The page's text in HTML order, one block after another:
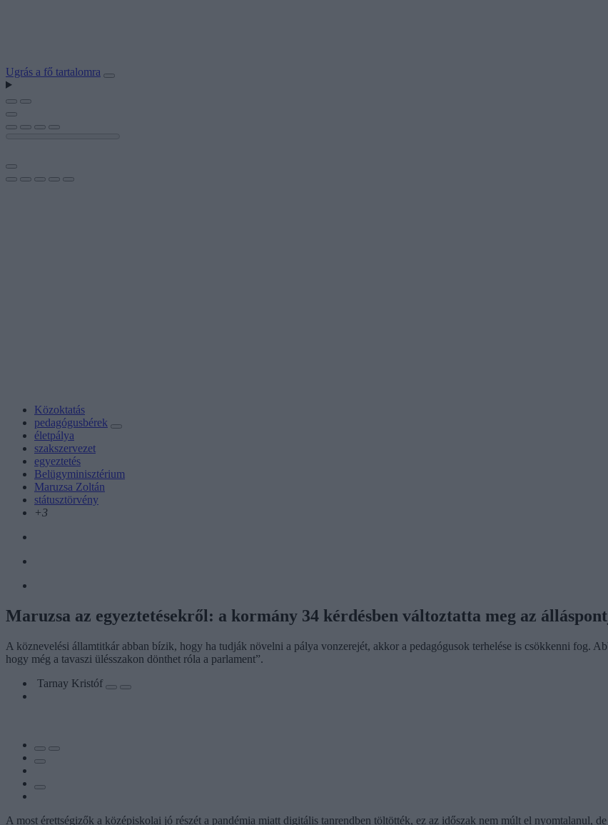
Ugrás a fő tartalomra
Közoktatás
pedagógusbérek
életpálya
szakszervezet
egyeztetés
Belügyminisztérium
Maruzsa Zoltán
státusztörvény
+3
Maruzsa az egyeztetésekről: a kormány 34 kérdésben változtatta meg az
A köznevelési államtitkár abban bízik, hogy ha tudják növelni a pálya vonzerejét, akkor a pedagógusok terhelése is csökkenni fog.
hogy még a tavaszi ülésszakon dönthet róla a parlament”.
Tarnay Kristóf
A most érettségizők a középiskolai jó részét a pandémia miatt digitális tanrendben töltötték, ez az időszak nem múlt el nyomtalanul,